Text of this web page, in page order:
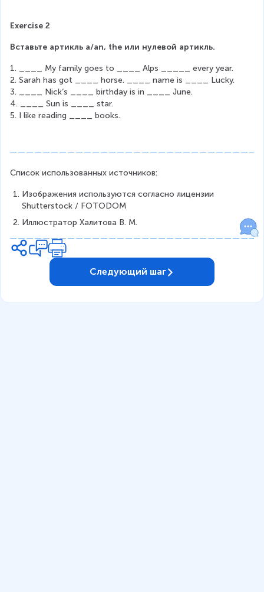
Exercise 2
Вставьте артикль a/an, the или нулевой артикль.
1. ____ My family goes to ____ Alps _____ every year.
2. Sarah has got ____ horse. ____ name is ____ Lucky.
3. ____ Nick’s ____ birthday is in ____ June.
4. ____ Sun is ____ star.
5. I like reading ____ books.
Список использованных источников:
Изображения используются согласно лицензии
Shutterstock / FOTODOM
Иллюстратор Халитова В. М.
Следующий шаг